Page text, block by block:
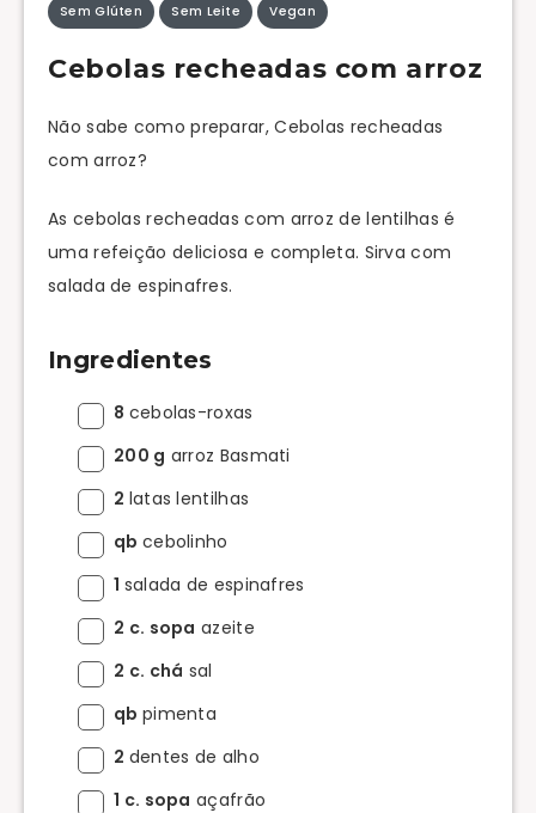
Sem Glúten Sem Leite Vegan
Cebolas recheadas com arroz
Não sabe como preparar, Cebolas recheadas
com arroz?
As cebolas recheadas com arroz de lentilhas é
uma refeição deliciosa e completa. Sirva com
salada de espinafres.
Ingredientes
8 cebolas-roxas
200 g arroz Basmati
2 latas lentilhas
qb cebolinho
1 salada de espinafres
2 c. sopa azeite
2 c. chá sal
qb pimenta
2 dentes de alho
1 c. sopa açafrão